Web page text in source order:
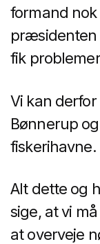
formand
præsidenten
fik
Vi kan
Bønnerup
fiskerihavne.
Alt dette og
sige, at vi
at overveje